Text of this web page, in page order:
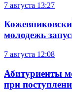
7 августа 13:27
молодежь
7 августа 12:08
Абитуриенты
при